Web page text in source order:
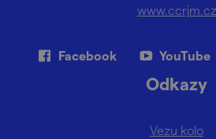
www.ccrjm.cz
Facebook YouTube
Odkazy
Vezu kolo